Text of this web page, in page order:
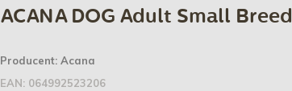
ACANA DOG Adult Small Breed
Producent:Acana
EAN: 064992523206